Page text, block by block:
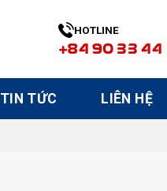
HOTLINE
+84 90 33 44
TIN TỨC LIÊN HỆ